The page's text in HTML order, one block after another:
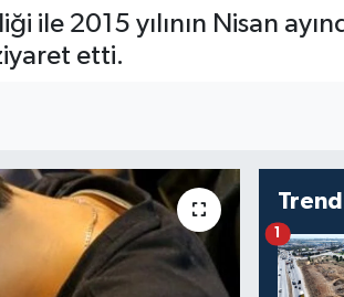
ile 2015 yılının Nisan
etti.
1